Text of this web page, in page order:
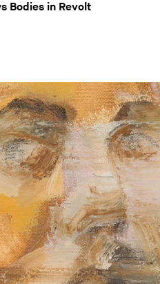
Bodies in Revolt